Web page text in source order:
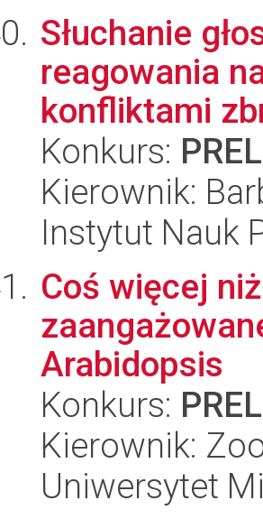
Słuchanie
reagowania
konfliktami
Konkurs:
Kierownik:
Instytut Nauk
Coś więcej
Arabidopsis
Konkurs:
Kierownik:
Uniwersytet